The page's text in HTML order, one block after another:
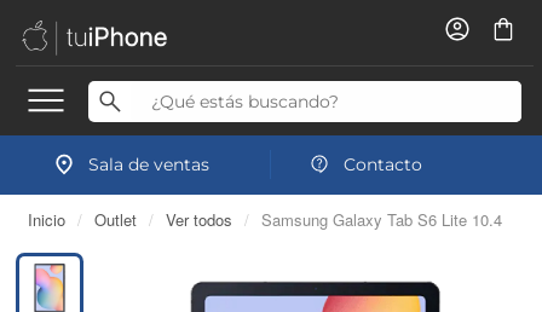
Sala de ventas Contacto
Inicio / Outlet / Ver todos / Samsung Galaxy Tab S6 Lite 10.4